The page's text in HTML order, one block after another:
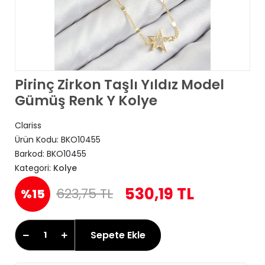
Pirinç Zirkon Taşlı Yıldız Model
Gümüş Renk Y Kolye
Clariss
Ürün Kodu: BKO10455
Barkod: BKO10455
Kategori: Kolye
%15 623,75 TL 530,19 TL
Sepete Ekle